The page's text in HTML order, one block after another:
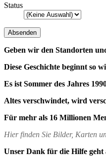
Status
Geben wir den Standorten
Diese Geschichte beginnt so
Es ist Sommer des Jahres
Altes verschwindet, wird
Für mehr als 16 Millionen
Hier finden Sie Bilder, Karten
Unser Dank für die Hilfe geht